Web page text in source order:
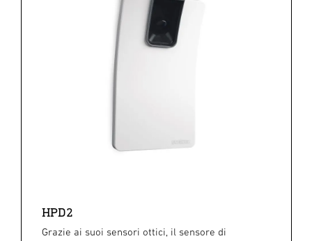
HPD2
Grazie ai suoi sensori ottici, il sensore di